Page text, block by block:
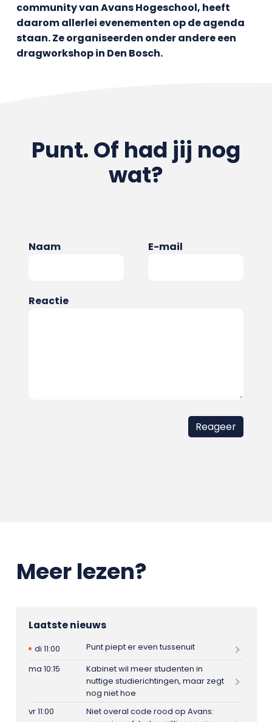
community van Avans Hogeschool, heeft
daarom allerlei evenementen op de agenda
staan. Ze organiseerden onder andere een
dragworkshop in Den Bosch.
Punt. Of had jij nog
wat?
Naam E-mail
Reactie
Meer lezen?
Laatste nieuws
di 11:00
Punt piept er even tussenuit
ma 10:15
Kabinet wil meer studenten in
nuttige studierichtingen, maar zegt
nog niet hoe
vr 11:00
Niet overal code rood op Avans: